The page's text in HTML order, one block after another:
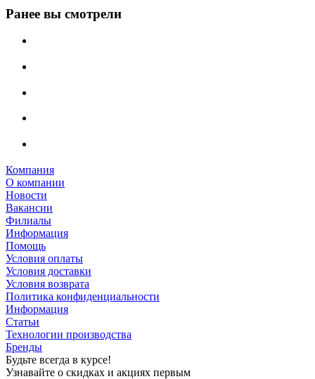
Ранее вы смотрели
Компания
О компании
Новости
Вакансии
Филиалы
Информация
Помощь
Условия оплаты
Условия доставки
Условия возврата
Политика конфиденциальности
Информация
Статьи
Технологии производства
Бренды
Будьте всегда в курсе!
Узнавайте о скидках и акциях первым